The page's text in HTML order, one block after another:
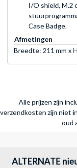
I/O shield, M.2
Case Badge.
Afmetingen
Breedte: 211 mm x
Alle prijzen zijn
verzendkosten zijn niet
oud
ALTERNATE